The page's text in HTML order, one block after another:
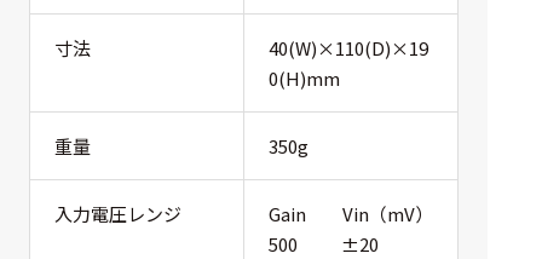
寸法
40(W)×110(D)×19
0(H)mm
重量 350g
入力電圧レンジ
Gain Vin（mV）
500 ±20